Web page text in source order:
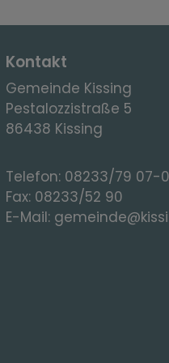
Kontakt
Gemeinde Kissing
Pestalozzistraße 5
86438 Kissing
Telefon: 08233/79 07-0
Fax: 08233/52 90
E-Mail: